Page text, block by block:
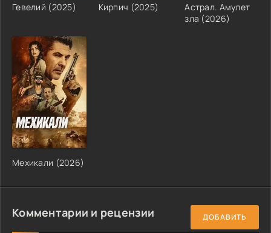
Гевелий (2025) Кирпич (2025)
Астрал. Амулет
зла (2026)
Мехикали (2026)
Комментарии и рецензии ДОБАВИТЬ